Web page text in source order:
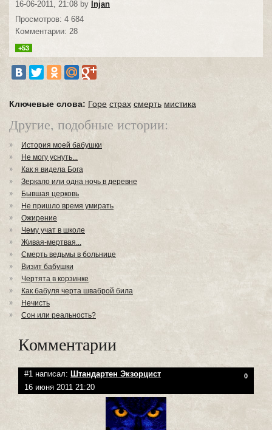
16-06-2011, 21:08 by Injan
Просмотров: 4 684
Комментарии: 28
+53
Ключевые слова: Горе страх смерть мистика
Другие, подобные истории:
История моей бабушки
Не могу уснуть...
Как я видела Бога
Зеркало или одна ночь в деревне
Бывшая церковь
Не пришло время умирать
Ожирение
Чему учат в школе
Живая-мертвая...
Смерть ведьмы в больнице
Визит бабушки
Чертята в корзинке
Как бабуля черта шваброй била
Нечисть
Сон или реальность?
Комментарии
#1 написал: Штандартен Экзорцист 0
16 июня 2011 21:20